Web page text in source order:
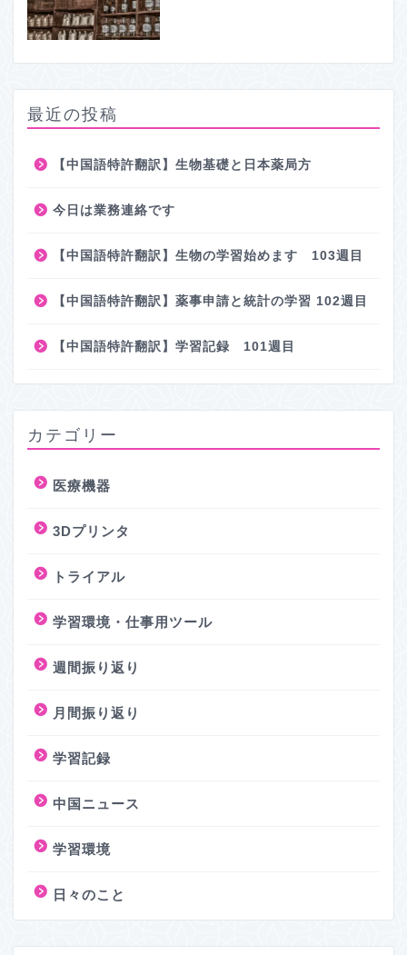
最近の投稿
【中国語特許翻訳】生物基礎と日本薬局方
今日は業務連絡です
【中国語特許翻訳】生物の学習始めます 103週目
【中国語特許翻訳】薬事申請と統計の学習 102週目
【中国語特許翻訳】学習記録 101週目
カテゴリー
医療機器
3Dプリンタ
トライアル
学習環境・仕事用ツール
週間振り返り
月間振り返り
学習記録
中国ニュース
学習環境
日々のこと